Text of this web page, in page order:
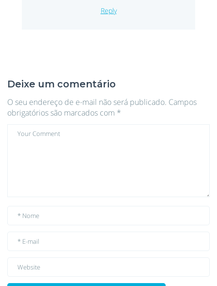
Reply
Deixe um comentário
O seu endereço de e-mail não será publicado. Campos
obrigatórios são marcados com *